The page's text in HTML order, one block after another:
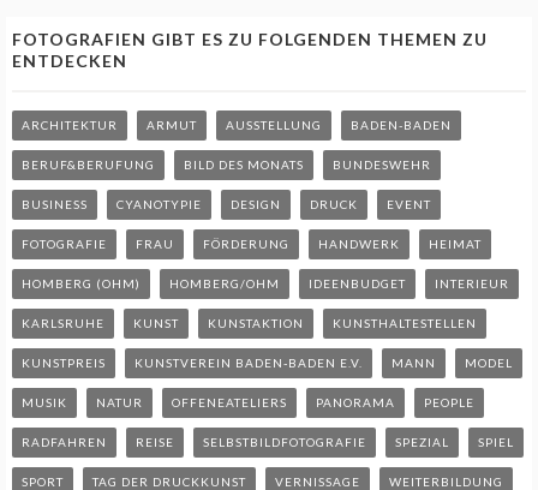
FOTOGRAFIEN GIBT ES ZU FOLGENDEN THEMEN ZU
ENTDECKEN
ARCHITEKTUR ARMUT AUSSTELLUNG BADEN-BADEN
BERUF&BERUFUNG BILD DES MONATS BUNDESWEHR
BUSINESS CYANOTYPIE DESIGN DRUCK EVENT
FOTOGRAFIE FRAU FÖRDERUNG HANDWERK HEIMAT
HOMBERG (OHM) HOMBERG/OHM IDEENBUDGET INTERIEUR
KARLSRUHE KUNST KUNSTAKTION KUNSTHALTESTELLEN
KUNSTPREIS KUNSTVEREIN BADEN-BADEN E.V. MANN MODEL
MUSIK NATUR OFFENEATELIERS PANORAMA PEOPLE
RADFAHREN REISE SELBSTBILDFOTOGRAFIE SPEZIAL SPIEL
SPORT TAG DER DRUCKKUNST VERNISSAGE WEITERBILDUNG